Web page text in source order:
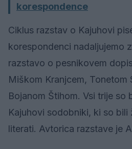
korespondence
Ciklus razstav o Kajuhovi
korespondenci nadaljujemo z
razstavo o pesnikovem
Miškom Kranjcem, Tonetom
Bojanom Štihom. Vsi trije so
Kajuhovi sodobniki, ki so bili
literati. Avtorica razstave je